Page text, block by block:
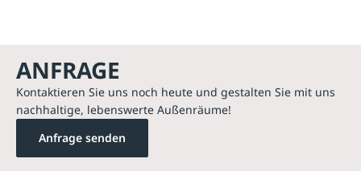
ANFRAGE
Kontaktieren Sie uns noch heute und gestalten Sie mit uns
nachhaltige, lebenswerte Außenräume!
Anfrage senden